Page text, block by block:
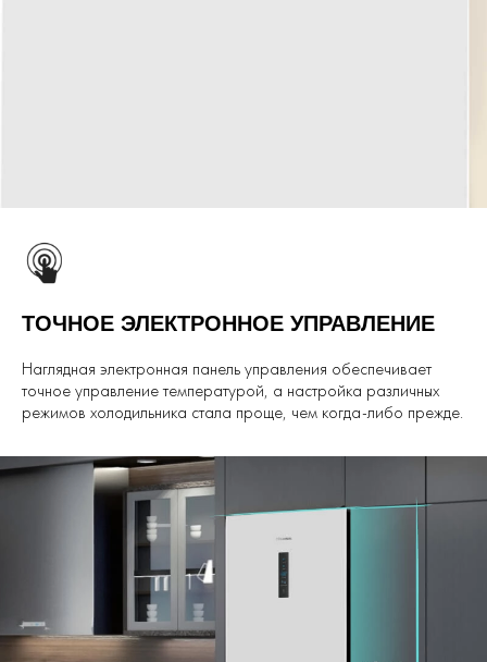
ТОЧНОЕ ЭЛЕКТРОННОЕ УПРАВЛЕНИЕ
Наглядная электронная панель управления обеспечивает
точное управление температурой, а настройка различных
режимов холодильника стала проще, чем когда-либо прежде.